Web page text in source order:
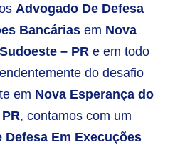
Advogado De Defesa
Bancáriasem Nova
– PR e em todo
do desafio
em Nova Esperança do
, contamos com um
Defesa Em Execuções